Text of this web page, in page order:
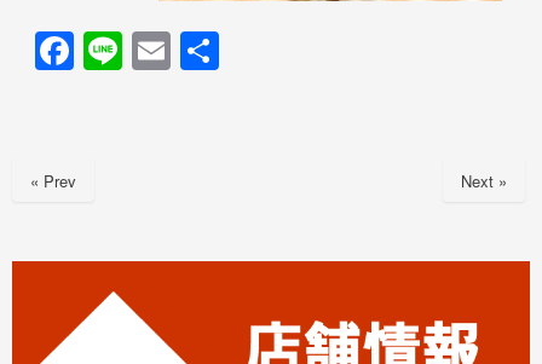
F
a
e
k
Li
n
E
m
« Prev Next »